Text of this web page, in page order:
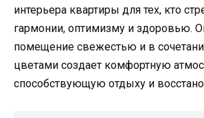
интерьера квартиры для тех, кто
гармонии, оптимизму и здоровью.
помещение свежестью и в
цветами создает комфортную
способствующую отдыху и